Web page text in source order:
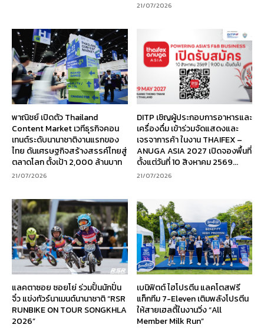
21/07/2026
พาณิชย์ เปิดตัว Thailand
Content Market เวทีธุรกิจคอน
เทนต์ระดับนานาชาติงานแรกของ
ไทย ดันเศรษฐกิจสร้างสรรค์ไทยสู่
ตลาดโลก ตั้งเป้า 2,000 ล้านบาท
21/07/2026
DITP เชิญผู้ประกอบการอาหารและ
เครื่องดื่ม เข้าร่วมจัดแสดงและ
เจรจาการค้า ในงาน THAIFEX –
ANUGA ASIA 2027 เปิดจองพื้นที่
ตั้งแต่วันที่ 10 สิงหาคม 2569...
21/07/2026
แลคตาซอย ซอยโย่ ร่วมปั้นนักปั่น
จิ๋ว แข่งทัวร์นาเมนต์นานาชาติ “RSR
RUNBIKE ON TOUR SONGKHLA
2026”
เบนิฟิตต์ ไฮโปรตีน แลคโตสฟรี
แท็กทีม 7-Eleven เติมพลังโปรตีน
ให้สายเฮลตี้ในงานวิ่ง “All
Member Milk Run”